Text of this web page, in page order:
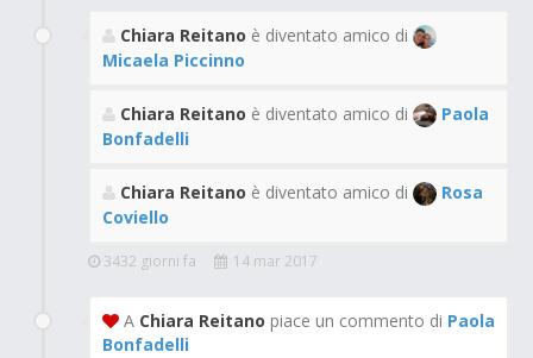
Chiara Reitano è diventato amico di
Micaela Piccinno
Chiara Reitano è diventato amico di
Paola
Bonfadelli
Chiara Reitano è diventato amico di
Rosa
Coviello
3432 giorni fa 14 mar 2017
A Chiara Reitano piace un commento di Paola
Bonfadelli